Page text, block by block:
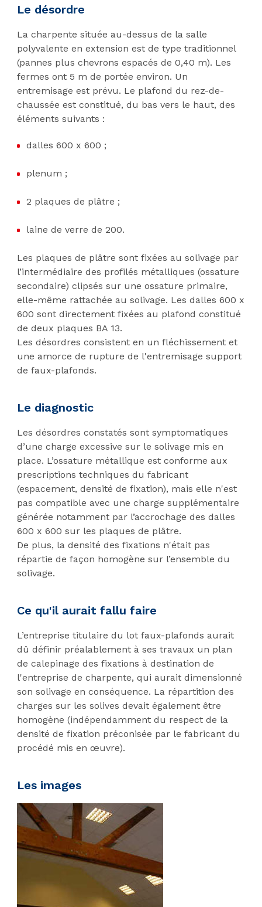
Le désordre
La charpente située au-dessus de la salle
polyvalente en extension est de type traditionnel
(pannes plus chevrons espacés de 0,40 m). Les
fermes ont 5 m de portée environ. Un
entremisage est prévu. Le plafond du rez-de-
chaussée est constitué, du bas vers le haut, des
éléments suivants :
dalles 600 x 600 ;
plenum ;
2 plaques de plâtre ;
laine de verre de 200.
Les plaques de plâtre sont fixées au solivage par
l’intermédiaire des profilés métalliques (ossature
secondaire) clipsés sur une ossature primaire,
elle-même rattachée au solivage. Les dalles 600 x
600 sont directement fixées au plafond constitué
de deux plaques BA 13.
Les désordres consistent en un fléchissement et
une amorce de rupture de l'entremisage support
de faux-plafonds.
Le diagnostic
Les désordres constatés sont symptomatiques
d’une charge excessive sur le solivage mis en
place. L’ossature métallique est conforme aux
prescriptions techniques du fabricant
(espacement, densité de fixation), mais elle n'est
pas compatible avec une charge supplémentaire
générée notamment par l’accrochage des dalles
600 x 600 sur les plaques de plâtre.
De plus, la densité des fixations n'était pas
répartie de façon homogène sur l’ensemble du
solivage.
Ce qu'il aurait fallu faire
L’entreprise titulaire du lot faux-plafonds aurait
dû définir préalablement à ses travaux un plan
de calepinage des fixations à destination de
l'entreprise de charpente, qui aurait dimensionné
son solivage en conséquence. La répartition des
charges sur les solives devait également être
homogène (indépendamment du respect de la
densité de fixation préconisée par le fabricant du
procédé mis en œuvre).
Les images